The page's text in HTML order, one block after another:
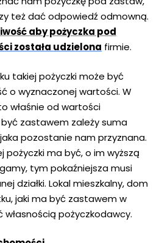
też dać odpowiedź odmowną.
aby pożyczka pod
została udzielona firmie.
takiej pożyczki może być
o wyznaczonej wartości. W
właśnie od wartości
zastawem zależy suma
pozostanie nam przyznana.
pożyczki ma być, o im wyższą
tym pokaźniejsza musi
działki. Lokal mieszkalny, dom
jaki ma być zastawem w
pożyczkodawcy.